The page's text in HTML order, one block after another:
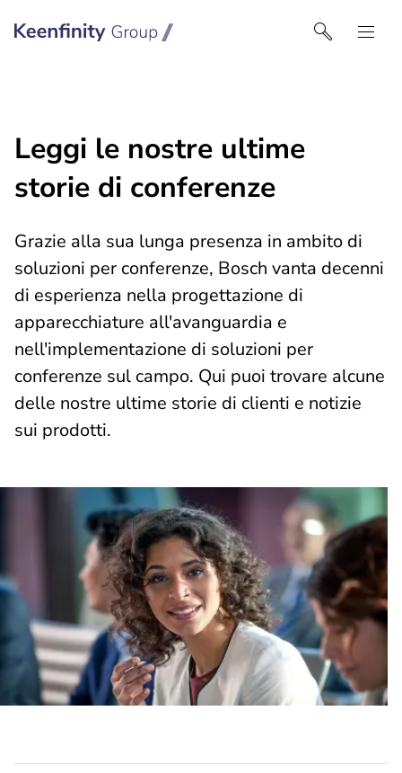
Keenfinity Group I Italy
Leggi le nostre ultime
storie di conferenze
Grazie alla sua lunga presenza in ambito di
soluzioni per conferenze, Bosch vanta decenni
di esperienza nella progettazione di
apparecchiature all'avanguardia e
nell'implementazione di soluzioni per
conferenze sul campo. Qui puoi trovare alcune
delle nostre ultime storie di clienti e notizie
sui prodotti.